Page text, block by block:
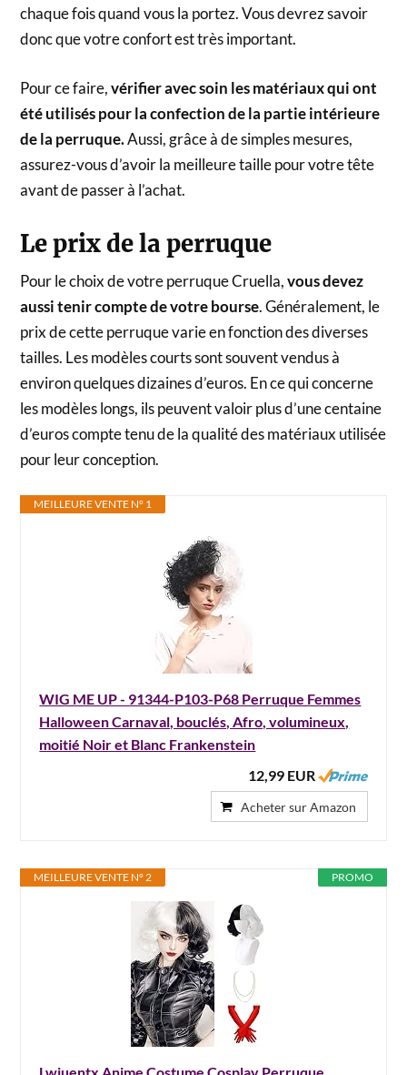
chaque fois quand vous la portez. Vous devrez savoir
donc que votre confort est très important.
Pour ce faire,vérifier avec soin les matériaux qui ont
été utilisés pour la confection de la partie intérieure
de la perruque.Aussi, grâce à de simples mesures,
assurez-vous d’avoir la meilleure taille pour votre tête
avant de passer à l’achat.
Le prix de la perruque
Pour le choix de votre perruque Cruella,vous devez
aussi tenir compte de votre bourse. Généralement, le
prix de cette perruque varie en fonction des diverses
tailles. Les modèles courts sont souvent vendus à
environ quelques dizaines d’euros. En ce qui concerne
les modèles longs, ils peuvent valoir plus d’une centaine
d’euros compte tenu de la qualité des matériaux utilisée
pour leur conception.
MEILLEURE VENTE N° 1
WIG ME UP - 91344-P103-P68 Perruque Femmes
Halloween Carnaval, bouclés, Afro, volumineux,
moitié Noir et Blanc Frankenstein
12,99 EUR
Acheter sur Amazon
PROMO
MEILLEURE VENTE N° 2